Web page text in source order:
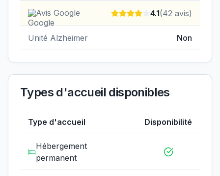
Avis Google 4.1(42 avis)
Unité Alzheimer Non
Types d'accueil disponibles
Type d'accueil Disponibilité
Hébergement
permanent